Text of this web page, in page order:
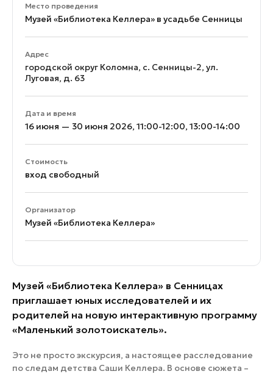
Место проведения
Музей «Библиотека Келлера» в усадьбе Сенницы
Адрес
городской округ Коломна, с. Сенницы-2, ул.
Луговая, д. 63
Дата и время
16 июня — 30 июня 2026, 11:00-12:00, 13:00-14:00
Стоимость
вход свободный
Организатор
Музей «Библиотека Келлера»
Музей «Библиотека Келлера» в Сенницах
приглашает юных исследователей и их
родителей на новую интерактивную программу
«Маленький золотоискатель».
Это не просто экскурсия, а настоящее расследование
по следам детства Саши Келлера. В основе сюжета –